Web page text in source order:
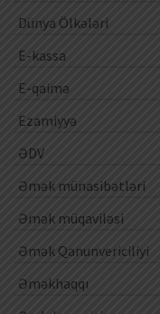
Dünya Ölkələri
E-kassa
E-qaimə
Ezamiyyə
ƏDV
Əmək münasibətləri
Əmək müqaviləsi
Əmək Qanunvericiliyi
Əməkhaqqı